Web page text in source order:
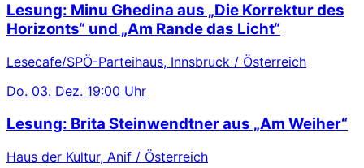
Lesung: Minu Ghedina aus „Die Korrektur des
Horizonts“ und „Am Rande das Licht“
Lesecafe/SPÖ-Parteihaus, Innsbruck / Österreich
Do. 03. Dez. 19:00 Uhr
Lesung: Brita Steinwendtner aus „Am Weiher“
Haus der Kultur, Anif / Österreich